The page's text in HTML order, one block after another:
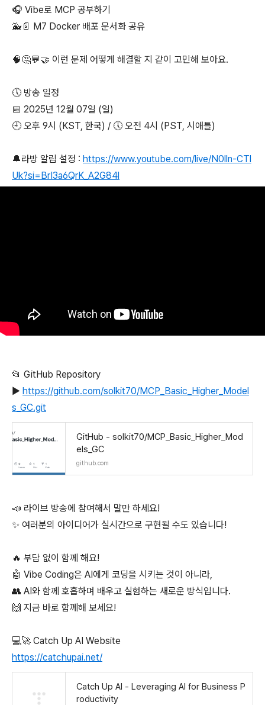
🎧 Vibe로 MCP 공부하기
🐳📄 M7 Docker 배포 문서화 공유
🧠🤔💬🤝 이런 문제 어떻게 해결할 지 같이 고민해 보아요.
🕔 방송 일정
📅 2025년 12월 07일 (일)
🕘 오후 9시 (KST, 한국) / 🕔 오전 4시 (PST, 시애틀)
🔔라방 알림 설정 : https://www.youtube.com/live/N0lln-CTl
Uk?si=BrI3a6QrK_A2G84l
📂 GitHub Repository
▶️ https://github.com/solkit70/MCP_Basic_Higher_Model
s_GC.git
GitHub - solkit70/MCP_Basic_Higher_Mod
els_GC
github.com
📣 라이브 방송에 참여해서 말만 하세요!
✨ 여러분의 아이디어가 실시간으로 구현될 수도 있습니다!
🔥 부담 없이 함께 해요!
🤖 Vibe Coding은 AI에게 코딩을 시키는 것이 아니라,
👥 AI와 함께 호흡하며 배우고 실험하는 새로운 방식입니다.
🙌 지금 바로 함께해 보세요!
💻🚀 Catch Up AI Website
https://catchupai.net/
Catch Up AI - Leveraging AI for Business P
roductivity